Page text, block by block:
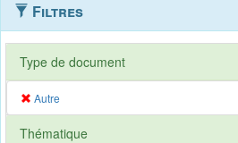
Filtres
Type de document
Autre
Thématique